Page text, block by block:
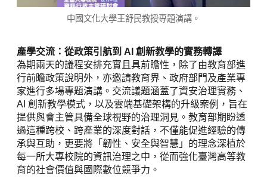
中國文化大學王舒民教授專題演講。
產學交流：從政策引航到 AI 創新教學的實務轉譯
為期兩天的議程安排充實且具前瞻性，除了由教育部進
行前瞻政策說明外，亦邀請教育界、政府部門及產業專
家進行多場專題演講。交流議題涵蓋了資安治理實務、
AI 創新教學模式，以及雲端基礎架構的升級案例，旨在
提供與會主管具備全球視野的治理洞見。教育部期盼透
過這種跨校、跨產業的深度對話，不僅能促進經驗的傳
承與互助，更要將「韌性、安全與智慧」的理念深植於
每一所大專校院的資訊治理之中，從而強化臺灣高等教
育的社會價值與國際數位競爭力。